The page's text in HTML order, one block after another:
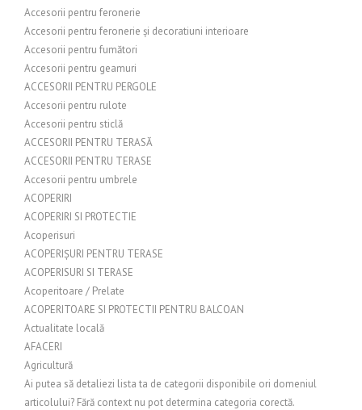
Accesorii pentru feronerie
Accesorii pentru feronerie și decoratiuni interioare
Accesorii pentru fumători
Accesorii pentru geamuri
ACCESORII PENTRU PERGOLE
Accesorii pentru rulote
Accesorii pentru sticlă
ACCESORII PENTRU TERASĂ
ACCESORII PENTRU TERASE
Accesorii pentru umbrele
ACOPERIRI
ACOPERIRI SI PROTECTIE
Acoperisuri
ACOPERIȘURI PENTRU TERASE
ACOPERISURI SI TERASE
Acoperitoare / Prelate
ACOPERITOARE SI PROTECTII PENTRU BALCOAN
Actualitate locală
AFACERI
Agricultură
Ai putea să detaliezi lista ta de categorii disponibile ori domeniul
articolului? Fără context nu pot determina categoria corectă.